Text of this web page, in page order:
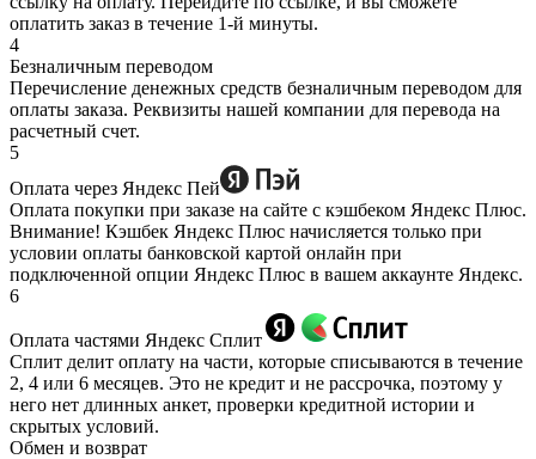
оплатить заказ в течение 1-й минуты.
4
Безналичным переводом
Перечисление денежных средств безналичным переводом для
оплаты заказа. Реквизиты нашей компании для перевода на
расчетный счет.
5
Оплата через Яндекс Пей
Оплата покупки при заказе на сайте с кэшбеком Яндекс Плюс.
Внимание! Кэшбек Яндекс Плюс начисляется только при
условии оплаты банковской картой онлайн при
подключенной опции Яндекс Плюс в вашем аккаунте Яндекс.
6
Оплата частями Яндекс Сплит
Сплит делит оплату на части, которые списываются в течение
2, 4 или 6 месяцев. Это не кредит и не рассрочка, поэтому у
него нет длинных анкет, проверки кредитной истории и
скрытых условий.
Обмен и возврат